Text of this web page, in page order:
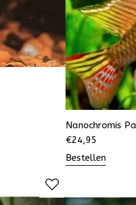
Nanochromis
€24,95
Bestellen